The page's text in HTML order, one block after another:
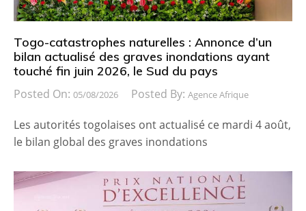
Togo-catastrophes naturelles : Annonce d’un
bilan actualisé des graves inondations ayant
touché fin juin 2026, le Sud du pays
Posted On: 05/08/2026 Posted By: Agence Afrique
Les autorités togolaises ont actualisé ce mardi 4 août,
le bilan global des graves inondations